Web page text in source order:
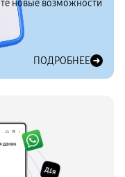
новые возможности
ПОДРОБНЕЕ